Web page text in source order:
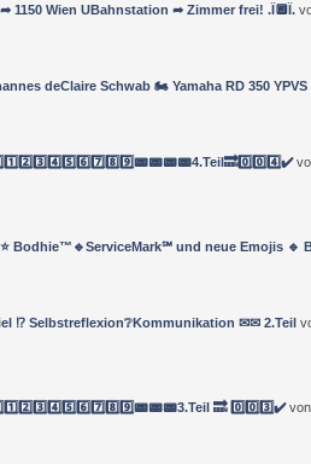
1150 Wien UBahnstation ➦ Zimmer frei! .Ï🔲Ï.
deClaire Schwab 🏍️ Yamaha RD 350
Bodhie™🔹ServiceMark℠ und neue Emojis 🔹
⁉️ Selbstreflexion❔Kommunikation ✉✉ 2.Teil
🔜 0️⃣0️⃣3️⃣✔️